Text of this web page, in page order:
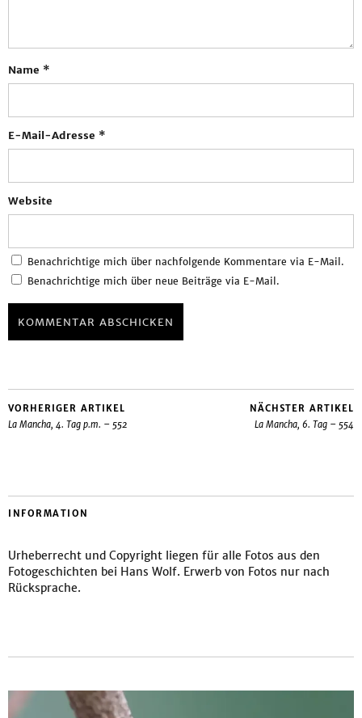
Name *
E-Mail-Adresse *
Website
Benachrichtige mich über nachfolgende Kommentare via E-Mail.
Benachrichtige mich über neue Beiträge via E-Mail.
VORHERIGER ARTIKEL
La Mancha, 4. Tag p.m. – 552
NÄCHSTER ARTIKEL
La Mancha, 6. Tag – 554
INFORMATION
Urheberrecht und Copyright liegen für alle Fotos aus den
Fotogeschichten bei Hans Wolf. Erwerb von Fotos nur nach
Rücksprache.